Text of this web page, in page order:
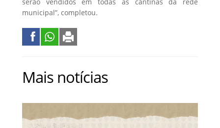
municipal”, completou.
Mais notícias